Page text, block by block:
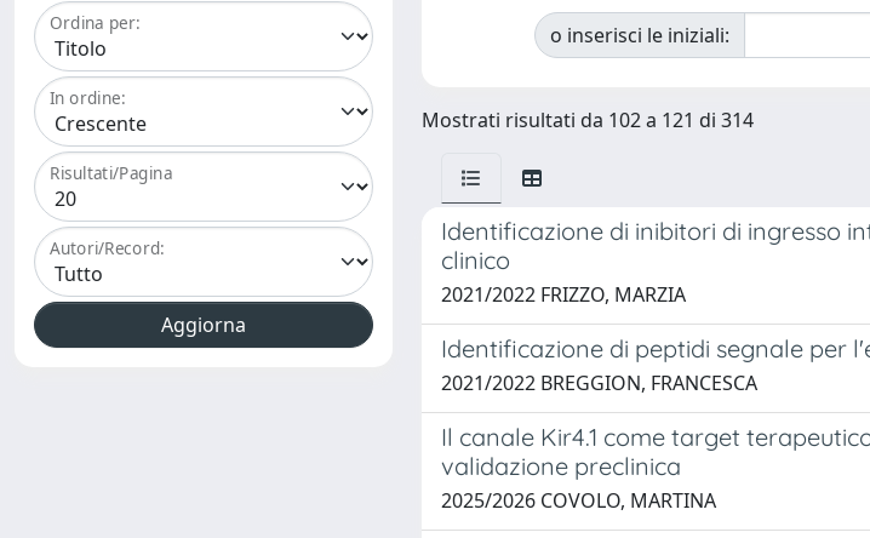
Ordina per:
In ordine:
Risultati/Pagina
Autori/Record:
o inserisci le iniziali:
Mostrati risultati da 102 a 121 di 314
Identificazione di inibitori di ingresso
clinico
2021/2022 FRIZZO, MARZIA
Identificazione di peptidi segnale per
2021/2022 BREGGION, FRANCESCA
Il canale Kir4.1 come target
validazione preclinica
2025/2026 COVOLO, MARTINA